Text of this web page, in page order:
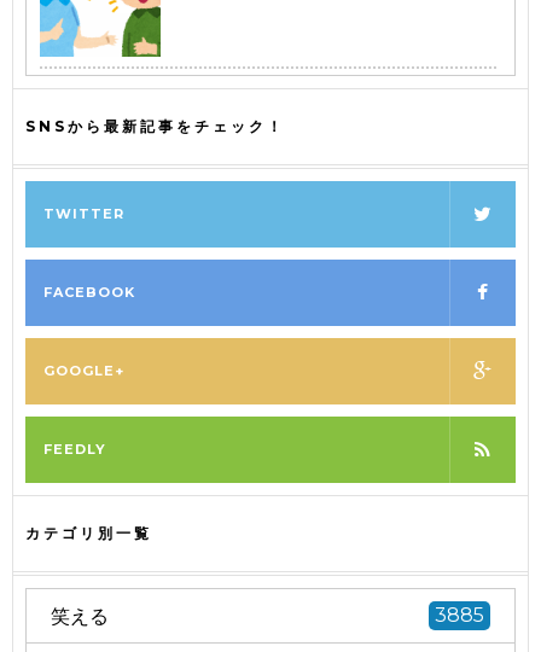
SNSから最新記事をチェック！
TWITTER
FACEBOOK
GOOGLE+
FEEDLY
カテゴリ別一覧
笑える 3885